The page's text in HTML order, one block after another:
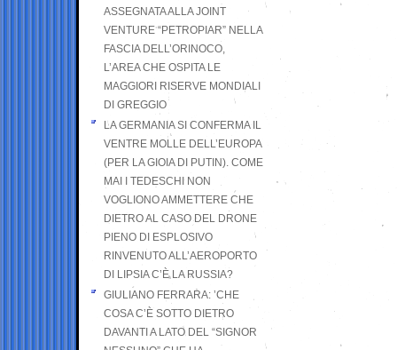
ASSEGNATA ALLA JOINT
VENTURE “PETROPIAR” NELLA
FASCIA DELL’ORINOCO,
L’AREA CHE OSPITA LE
MAGGIORI RISERVE MONDIALI
DI GREGGIO
LA GERMANIA SI CONFERMA IL
VENTRE MOLLE DELL’EUROPA
(PER LA GIOIA DI PUTIN). COME
MAI I TEDESCHI NON
VOGLIONO AMMETTERE CHE
DIETRO AL CASO DEL DRONE
PIENO DI ESPLOSIVO
RINVENUTO ALL’AEROPORTO
DI LIPSIA C’È LA RUSSIA?
GIULIANO FERRARA: ’CHE
COSA C’È SOTTO DIETRO
DAVANTI A LATO DEL “SIGNOR